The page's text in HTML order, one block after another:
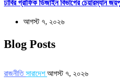
ঢাবির গ্রাফিক ডিজাইন বিভাগের চেয়ারম্যান
আগস্ট ৭, ২০২৬
Blog Posts
রাজনীতি সারাদেশ আগস্ট ৭, ২০২৬